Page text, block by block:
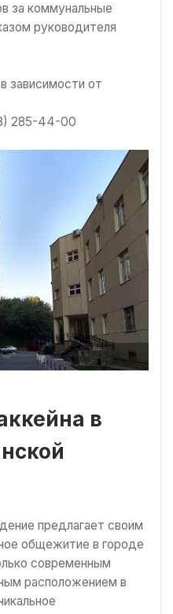
за коммунальные
руководителя
зависимости от
285-44-00
в
предлагает своим
общежитие в городе
современным
расположением в